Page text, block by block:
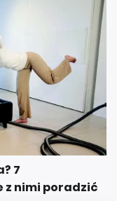
7
z nimi poradzić